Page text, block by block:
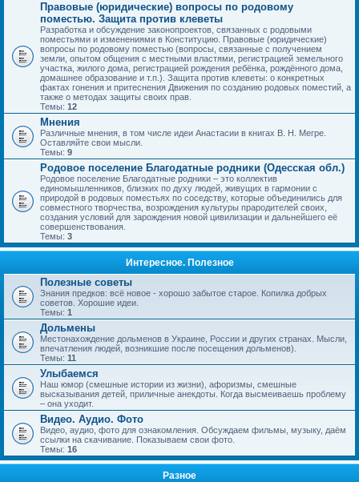
Правовые (юридические) вопросы по родовому
поместью. Защита против клеветы
Разработка и обсуждение законопроектов, связанных с родовыми
поместьями и изменениями в Конституцию. Правовые (юридические)
вопросы по родовому поместью (вопросы, связанные с получением
земли, опытом общения с местными властями, регистрацией земельного
участка, жилого дома, регистрацией рождения ребёнка, рождённого дома,
домашнее образование и т.п.). Защита против клеветы: о конкретных
фактах гонения и притеснения Движения по созданию родовых поместий, а
также о методах защиты своих прав.
Темы: 12
Мнения
Различные мнения, в том числе идеи Анастасии в книгах В. Н. Мегре.
Оставляйте свои мысли.
Темы: 9
Родовое поселение Благодатные родники (Одесская обл.)
Родовое поселение Благодатные родники – это коллектив
единомышленников, близких по духу людей, живущих в гармонии с
природой в родовых поместьях по соседству, которые объединились для
совместного творчества, возрождения культуры прародителей своих,
создания условий для зарождения новой цивилизации и дальнейшего её
совершенствования.
Темы: 3
Интересное. Полезное
Полезные советы
Знания предков: всё новое - хорошо забытое старое. Копилка добрых
советов. Хорошие идеи.
Темы: 1
Дольмены
Местонахождение дольменов в Украине, России и других странах. Мысли,
впечатления людей, возникшие после посещения дольменов).
Темы: 11
Улыбаемся
Наш юмор (смешные истории из жизни), афоризмы, смешные
высказывания детей, приличные анекдоты. Когда высмеиваешь проблему
– она уходит.
Видео. Аудио. Фото
Видео, аудио, фото для ознакомления. Обсуждаем фильмы, музыку, даём
ссылки на скачивание. Показываем свои фото.
Темы: 16
Разное